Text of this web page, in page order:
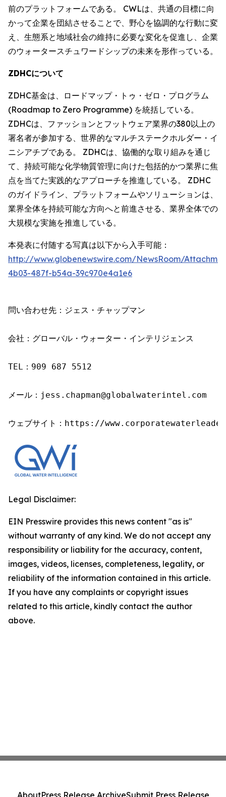
前のプラットフォームである。 CWLは、共通の目標に向
かって企業を団結させることで、野心を協調的な行動に変
え、生態系と地域社会の維持に必要な変化を促進し、企業
のウォータースチュワードシップの未来を形作っている。
ZDHCについて
ZDHC基金は、ロードマップ・トゥ・ゼロ・プログラム
(Roadmap to Zero Programme) を統括している。
ZDHCは、ファッションとフットウェア業界の380以上の
署名者が参加する、世界的なマルチステークホルダー・イ
ニシアチブである。 ZDHCは、協働的な取り組みを通じ
て、持続可能な化学物質管理に向けた包括的かつ業界に焦
点を当てた実践的なアプローチを推進している。 ZDHC
のガイドライン、プラットフォームやソリューションは、
業界全体を持続可能な方向へと前進させる、業界全体での
大規模な実施を推進している。
本発表に付随する写真は以下から入手可能：
http://www.globenewswire.com/NewsRoom/
4b03-487f-b54a-39c970e4a1e6
問い合わせ先：ジェス・チャップマン
会社：グローバル・ウォーター・インテリジェンス
TEL：909 687 5512
メール：jess.chapman@globalwaterintel.com
ウェブサイト：https://
Legal Disclaimer:
EIN Presswire provides this news content "as is"
without warranty of any kind. We do not accept any
responsibility or liability for the accuracy, content,
images, videos, licenses, completeness, legality, or
reliability of the information contained in this article.
If you have any complaints or copyright issues
related to this article, kindly contact the author
above.
AboutPress Release ArchiveSubmit Press Release